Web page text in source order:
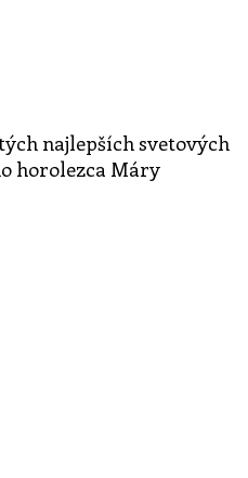
najlepších svetových
horolezca Máry